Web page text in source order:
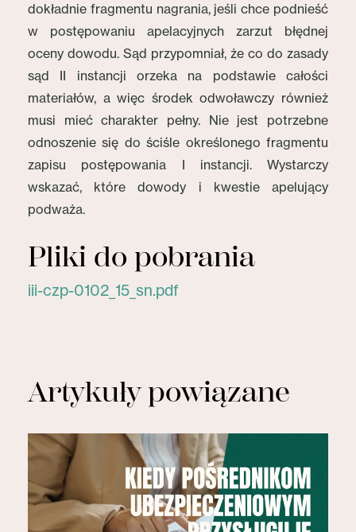
dokładnie fragmentu nagrania, jeśli chce podnieść
w postępowaniu apelacyjnych zarzut błędnej
oceny dowodu. Sąd przypomniał, że co do zasady
sąd II instancji orzeka na podstawie całości
materiałów, a więc środek odwoławczy również
musi mieć charakter pełny. Nie jest potrzebne
odnoszenie się do ściśle określonego fragmentu
zapisu postępowania I instancji. Wystarczy
wskazać, które dowody i kwestie apelujący
podważa.
Pliki do pobrania
iii-czp-0102_15_sn.pdf
Artykuły powiązane